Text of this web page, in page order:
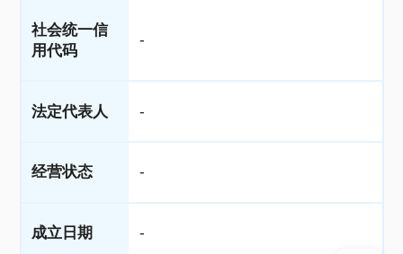
社会统一信
用代码
-
法定代表人 -
经营状态 -
成立日期 -